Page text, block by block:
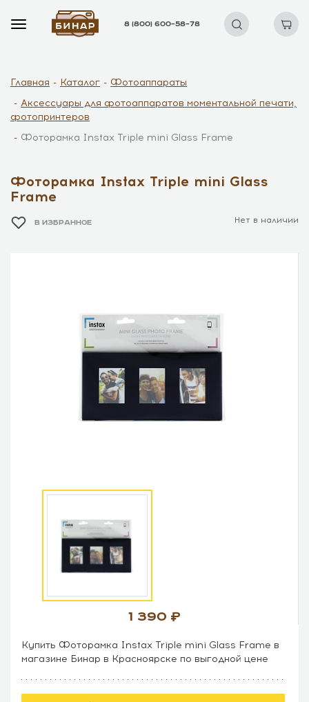
8 (800) 600–58–78
Главная Каталог
Фотоаппараты
Аксессуары для фотоаппаратов моментальной печати,
фотопринтеров
Фоторамка Instax Triple mini Glass Frame
Фоторамка Instax Triple mini Glass
Frame
В ИЗБРАННОЕ Нет в наличии
1 390
Купить Фоторамка Instax Triple mini Glass Frame в
магазине Бинар в Красноярске по выгодной цене